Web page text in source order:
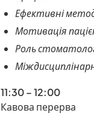
Ефективні
Мотивація
Роль
11:30 – 12:00
Кавова перерва